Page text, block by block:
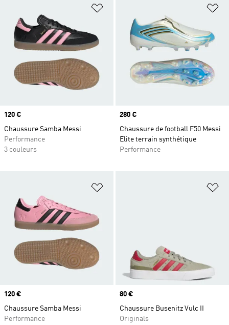
Ajouter à la Liste de produits
Prix
120 €
Chaussure Samba Messi
Performance
3 couleurs
Prix
280 €
Chaussure de football F50 Messi
Elite terrain synthétique
Performance
Ajouter à la Liste de produits
Prix
120 €
Chaussure Samba Messi
Performance
Prix
80 €
Chaussure Busenitz Vulc II
Originals